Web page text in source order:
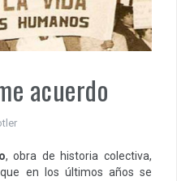
acuerdo
, obra de historia colectiva,
en los últimos años se